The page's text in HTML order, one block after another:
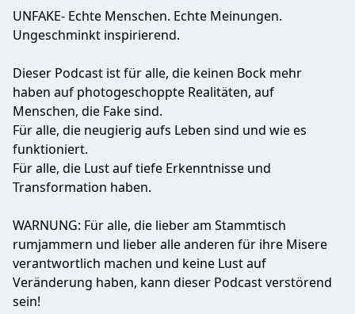
UNFAKE- Echte Menschen. Echte Meinungen.
Ungeschminkt inspirierend.
Dieser Podcast ist für alle, die keinen Bock mehr
haben auf photogeschoppte Realitäten, auf
Menschen, die Fake sind.
Für alle, die neugierig aufs Leben sind und wie es
funktioniert.
Für alle, die Lust auf tiefe Erkenntnisse und
Transformation haben.
WARNUNG: Für alle, die lieber am Stammtisch
rumjammern und lieber alle anderen für ihre Misere
verantwortlich machen und keine Lust auf
Veränderung haben, kann dieser Podcast verstörend
sein!